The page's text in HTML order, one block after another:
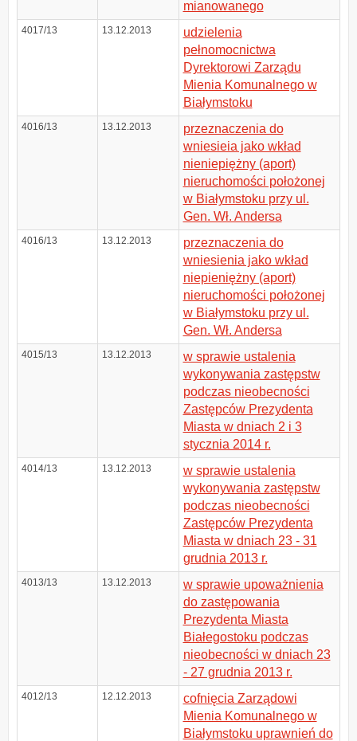
mianowanego
4017/13 13.12.2013
udzielenia
pełnomocnictwa
Dyrektorowi Zarządu
Mienia Komunalnego w
Białymstoku
4016/13 13.12.2013
przeznaczenia do
wniesieia jako wkład
nieniepiężny (aport)
nieruchomości położonej
w Białymstoku przy ul.
Gen. Wł. Andersa
4016/13 13.12.2013
przeznaczenia do
wniesienia jako wkład
niepieniężny (aport)
nieruchomości położonej
w Białymstoku przy ul.
Gen. Wł. Andersa
4015/13 13.12.2013
w sprawie ustalenia
wykonywania zastępstw
podczas nieobecności
Zastępców Prezydenta
Miasta w dniach 2 i 3
stycznia 2014 r.
4014/13 13.12.2013
w sprawie ustalenia
wykonywania zastępstw
podczas nieobecności
Zastępców Prezydenta
Miasta w dniach 23 - 31
grudnia 2013 r.
4013/13 13.12.2013
w sprawie upoważnienia
do zastępowania
Prezydenta Miasta
Białegostoku podczas
nieobecności w dniach 23
- 27 grudnia 2013 r.
4012/13 12.12.2013
cofnięcia Zarządowi
Mienia Komunalnego w
Białymstoku uprawnień do